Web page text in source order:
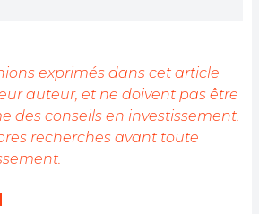
et d'informer le grand
en constante évolution.
permettre à chacun de mieux
et de saisir les
offre. Je m'efforce chaque jour
objective de l'actualité, de
du marché, de relayer les
révolution en marche.
exprimés dans cet article
auteur, et ne doivent pas être
des conseils en investissement.
recherches avant toute